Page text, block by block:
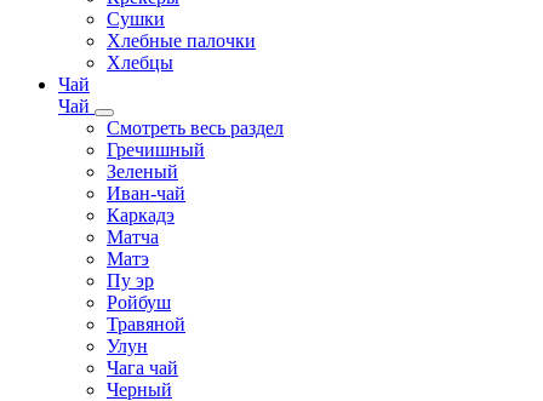
Сушки
Хлебные палочки
Хлебцы
Чай
Чай
Смотреть весь раздел
Гречишный
Зеленый
Иван-чай
Каркадэ
Матча
Матэ
Пу эр
Ройбуш
Травяной
Улун
Чага чай
Черный